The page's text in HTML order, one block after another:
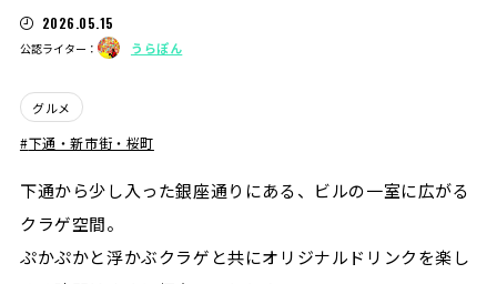
2026.05.15
公認ライター： うらぽん
グルメ
下通・新市街・桜町
下通から少し入った銀座通りにある、ビルの一室に広がる
クラゲ空間。
ぷかぷかと浮かぶクラゲと共にオリジナルドリンクを楽し